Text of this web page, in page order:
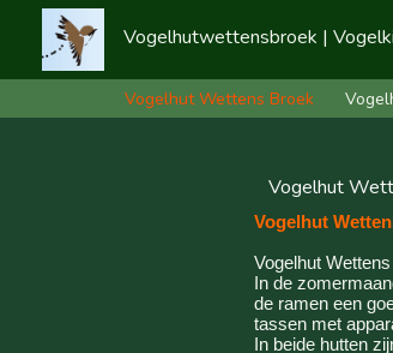
Vogelhutwettensbroek |
Vogelhut Wettens Broek
Vogelhut
Vogelhut
Vogelhut
In de
de ramen een
tassen met
In beide hutten